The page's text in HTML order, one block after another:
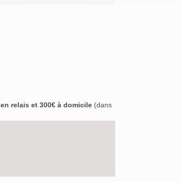
en relais et 300€ à domicile (dans